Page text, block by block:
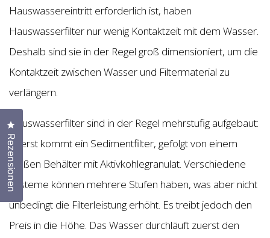
Hauswassereintritt erforderlich ist, haben
Hauswasserfilter nur wenig Kontaktzeit mit dem Wasser.
Deshalb sind sie in der Regel groß dimensioniert, um die
Kontaktzeit zwischen Wasser und Filtermaterial zu
verlängern.
Hauswasserfilter sind in der Regel mehrstufig aufgebaut:
Zuerst kommt ein Sedimentfilter, gefolgt von einem
großen Behälter mit Aktivkohlegranulat. Verschiedene
Systeme können mehrere Stufen haben, was aber nicht
unbedingt die Filterleistung erhöht. Es treibt jedoch den
Preis in die Höhe. Das Wasser durchläuft zuerst den
Rezensionen
Klicken Sie, um den Bewertungsdialog zu öffnen